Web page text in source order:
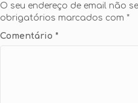
O seu endereço de email não
obrigatórios marcados com *
Comentário *